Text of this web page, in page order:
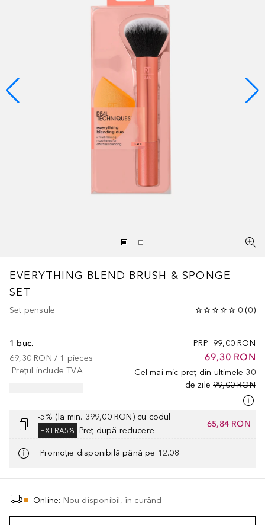
EVERYTHING BLEND BRUSH & SPONGE
SET
Set pensule 0 (0)
PRP 99,00 RON
69,30 RON
Cel mai mic preț din ultimele 30
de zile 99,00 RON
1 buc.
69,30 RON / 1 pieces
Prețul include TVA
-5% (la min. 399,00 RON) cu codul
EXTRA5% Preț după reducere
65,84 RON
Promoție disponibilă până pe 12.08
Online: Nou disponibil, în curând